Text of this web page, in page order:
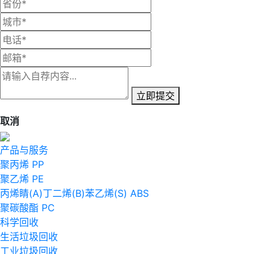
立即提交
取消
产品与服务
聚丙烯 PP
聚乙烯 PE
丙烯睛(A)丁二烯(B)苯乙烯(S) ABS
聚碳酸酯 PC
科学回收
生活垃圾回收
工业垃圾回收